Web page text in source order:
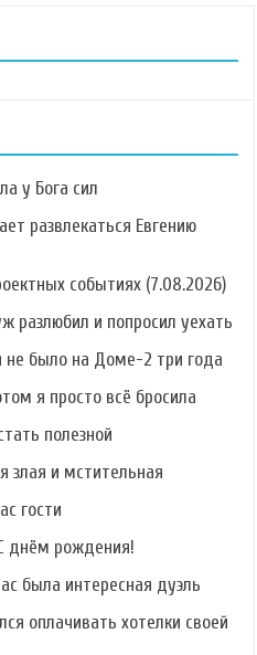
у Бога сил
развлекаться Евгению
событиях (7.08.2026)
разлюбил и попросил уехать
было на Доме-2 три года
я просто всё бросила
полезной
злая и мстительная
гости
днём рождения!
была интересная дуэль
оплачивать хотелки своей